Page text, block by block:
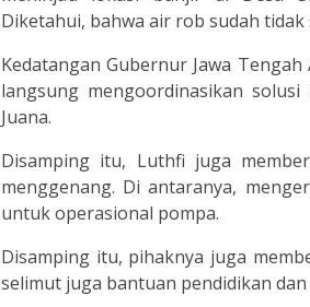
Diketahui, bahwa air rob sudah
Kedatangan Gubernur Jawa
langsung mengoordinasikan
Juana.
Disamping itu, Luthfi juga
menggenang. Di antaranya,
untuk operasional pompa.
Disamping itu, pihaknya juga
selimut juga bantuan pendidikan